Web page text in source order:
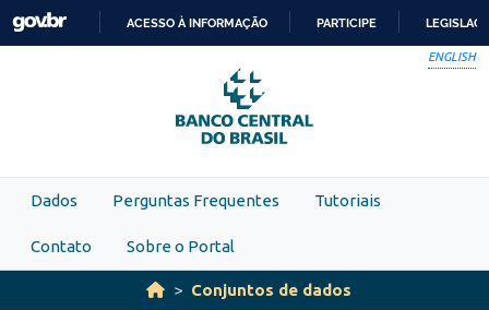
Skip to main content
PARA
O
CONTEÚDO
ACESSO À INFORMAÇÃO PARTICIPE
ENGLISH
Dados Perguntas Frequentes Tutoriais
Contato Sobre o Portal
Conjuntos de dados